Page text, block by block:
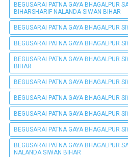
BEGUSARAI PATNA GAYA BHAGALPUR
BIHARSHARIF NALANDA SIWAN BIHAR
BEGUSARAI PATNA GAYA BHAGALPUR
BEGUSARAI PATNA GAYA BHAGALPUR
BEGUSARAI PATNA GAYA BHAGALPUR
BIHAR
BEGUSARAI PATNA GAYA BHAGALPUR
BEGUSARAI PATNA GAYA BHAGALPUR
BEGUSARAI PATNA GAYA BHAGALPUR
BEGUSARAI PATNA GAYA BHAGALPUR
BEGUSARAI PATNA GAYA BHAGALPUR
NALANDA SIWAN BIHAR